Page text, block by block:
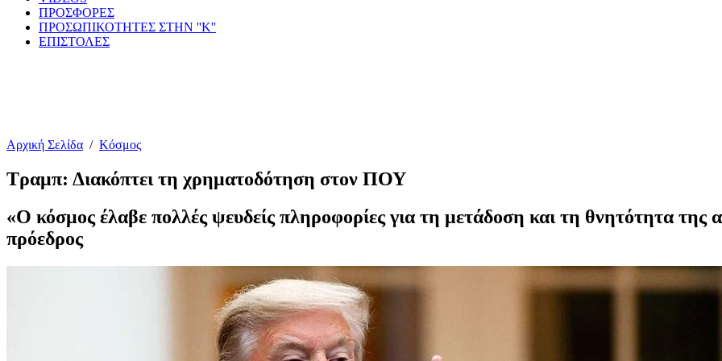
ΠΡΟΣΦΟΡΕΣ
ΠΡΟΣΩΠΙΚΟΤΗΤΕΣ ΣΤΗΝ ''Κ''
ΕΠΙΣΤΟΛΕΣ
Αρχική Σελίδα / Κόσμος
Τραμπ: Διακόπτει τη χρηματοδότηση στον ΠΟΥ
«Ο κόσμος έλαβε πολλές ψευδείς πληροφορίες για τη μετάδοση και τη θνητότητα της
πρόεδρος